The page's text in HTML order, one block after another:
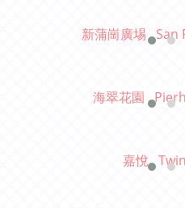
新蒲崗廣埸 .
海翠花園 .
嘉悅 .